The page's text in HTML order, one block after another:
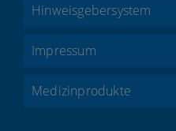
Hinweisgebersystem
Impressum
Medizinprodukte